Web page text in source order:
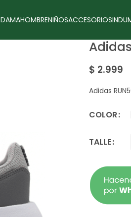
DAMAHOMBRENIÑOSACCESORIOS
$ 2.999
Adidas
COLOR
TALLE